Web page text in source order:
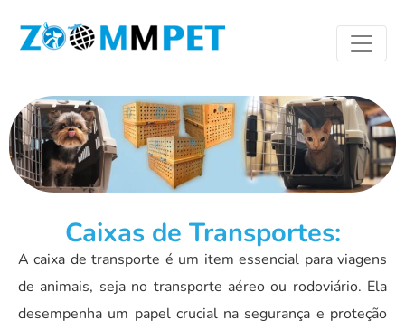
Caixas de Transportes:
A caixa de transporte é um item essencial para viagens
de animais, seja no transporte aéreo ou rodoviário. Ela
desempenha um papel crucial na segurança e proteção